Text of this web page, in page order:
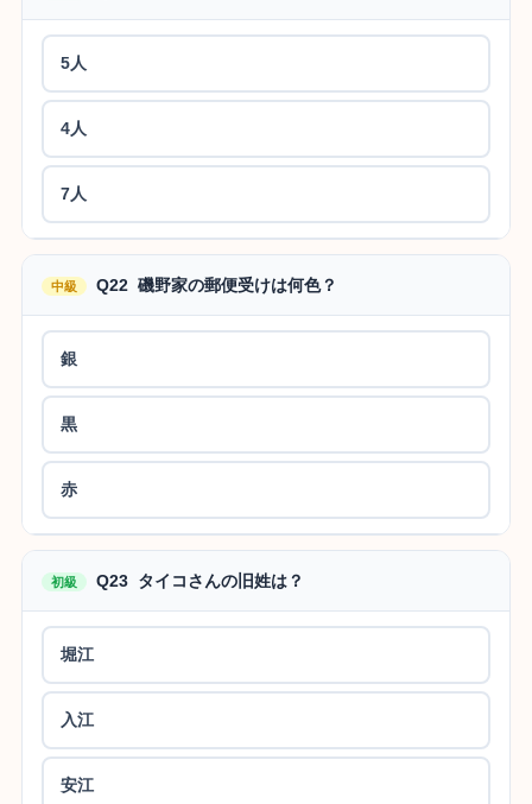
5人
4人
7人
中級 Q22 磯野家の郵便受けは何色？
銀
黒
赤
初級 Q23 タイコさんの旧姓は？
堀江
入江
安江